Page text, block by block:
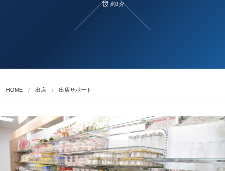
約1分
HOME 出店 出店サポート